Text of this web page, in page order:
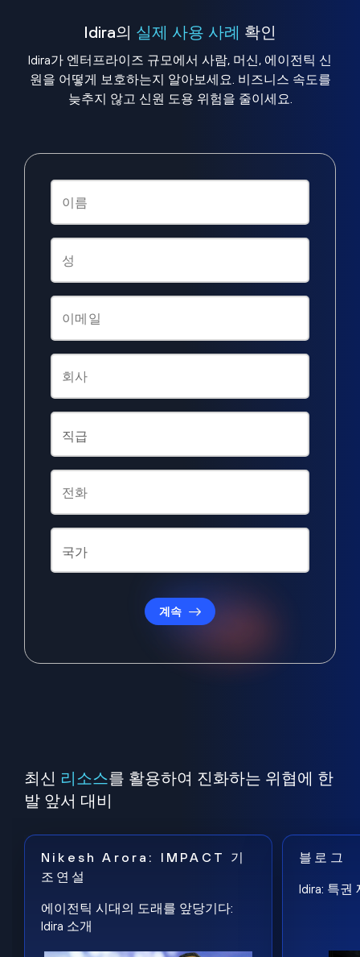
Idira의 실제 사용 사례 확인
Idira가 엔터프라이즈 규모에서 사람, 머신, 에이전틱 신
원을 어떻게 보호하는지 알아보세요. 비즈니스 속도를
늦추지 않고 신원 도용 위험을 줄이세요.
계속
최신 리소스를 활용하여 진화하는 위협에 한
발 앞서 대비
Nikesh Arora: IMPACT 기
조연설
에이전틱 시대의 도래를 앞당기다:
Idira 소개
블로그
Idira: 특권